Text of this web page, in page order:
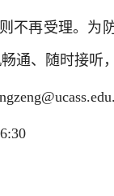
不再受理。为
通、随时接听